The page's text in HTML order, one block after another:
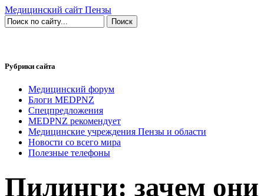
Медицинский сайт Пензы
Рубрики сайта
Медицинский форум
Блоги MEDPNZ
Спецпредложения
MEDPNZ рекомендует
Медицинские учреждения Пензы и области
Новости со всего мира
Полезные телефоны
Пилинги: зачем